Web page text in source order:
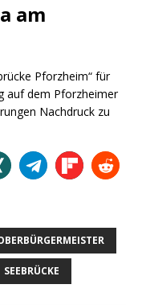
am
Pforzheim“ für
auf dem Pforzheimer
Nachdruck zu
SEEBRÜCKE